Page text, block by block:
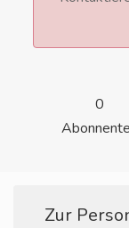
0
Zur